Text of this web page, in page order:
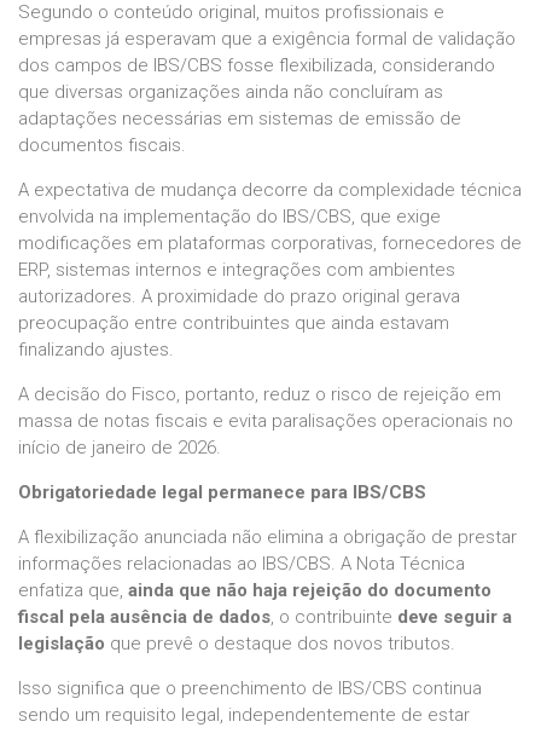
Segundo o conteúdo original, muitos profissionais e
empresas já esperavam que a exigência formal de validação
dos campos de IBS/CBS fosse flexibilizada, considerando
que diversas organizações ainda não concluíram as
adaptações necessárias em sistemas de emissão de
documentos fiscais.
A expectativa de mudança decorre da complexidade técnica
envolvida na implementação do IBS/CBS, que exige
modificações em plataformas corporativas, fornecedores de
ERP, sistemas internos e integrações com ambientes
autorizadores. A proximidade do prazo original gerava
preocupação entre contribuintes que ainda estavam
finalizando ajustes.
A decisão do Fisco, portanto, reduz o risco de rejeição em
massa de notas fiscais e evita paralisações operacionais no
início de janeiro de 2026.
Obrigatoriedade legal permanece para IBS/CBS
A flexibilização anunciada não elimina a obrigação de prestar
informações relacionadas ao IBS/CBS. A Nota Técnica
enfatiza que, ainda que não haja rejeição do documento
fiscal pela ausência de dados, o contribuinte deve seguir a
legislação que prevê o destaque dos novos tributos.
Isso significa que o preenchimento de IBS/CBS continua
sendo um requisito legal, independentemente de estar